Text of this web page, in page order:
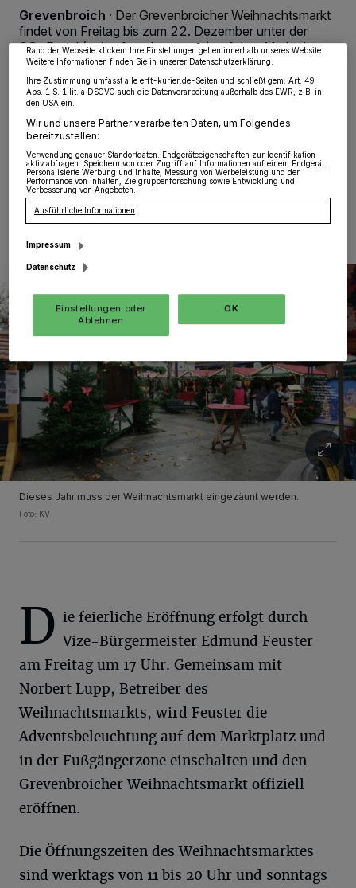
Grevenbroich · Der Grevenbroicher Weihnachtsmarkt
findet von Freitag bis zum 22. Dezember unter der
2G-Regel (geimpft und genesen) auf dem Marktplatz
vor dem „Alten Rathaus“ in Grevenbroich statt. Darauf
einigten sich Stadtverwaltung und Veranstalter am
vergangenen Freitag. Der Weihnachtsmarkt wird
eingezäunt; die Kontrolle der 2G-Regel erfolgt an den
Einlassstellen.
22.11.2021 , 09:47 Uhr
Dieses Jahr muss der Weihnachtsmarkt eingezäunt werden.
Foto: KV
D ie feierliche Eröffnung erfolgt durch
Vize-Bürgermeister Edmund Feuster
am Freitag um 17 Uhr. Gemeinsam mit
Norbert Lupp, Betreiber des
Weihnachtsmarkts, wird Feuster die
Adventsbeleuchtung auf dem Marktplatz und
in der Fußgängerzone einschalten und den
Grevenbroicher Weihnachtsmarkt offiziell
eröffnen.
Die Öffnungszeiten des Weihnachtsmarktes
sind werktags von 11 bis 20 Uhr und sonntags
möglicherweise nicht mehr so relevant für Sie. Sie können dieses Menü jederzeit
wieder aufrufen, um Ihre Einstellungen zu ändern oder Ihre Einwilligung zu
widerrufen, indem Sie auf den Link Einstellungen oder Ablehnen am unteren
Rand der Webseite klicken. Ihre Einstellungen gelten innerhalb unseres Website.
Weitere Informationen finden Sie in unserer Datenschutzerklärung.
Ihre Zustimmung umfasst alle erft-kurier.de-Seiten und schließt gem. Art. 49
Abs. 1 S. 1 lit. a DSGVO auch die Datenverarbeitung außerhalb des EWR, z.B. in
den USA ein.
Wir und unsere Partner verarbeiten Daten, um Folgendes
bereitzustellen:
Verwendung genauer Standortdaten. Endgeräteeigenschaften zur Identifikation
aktiv abfragen. Speichern von oder Zugriff auf Informationen auf einem Endgerät.
Personalisierte Werbung und Inhalte, Messung von Werbeleistung und der
Performance von Inhalten, Zielgruppenforschung sowie Entwicklung und
Verbesserung von Angeboten.
Ausführliche Informationen
Impressum
Datenschutz
Einstellungen oder
Ablehnen
OK